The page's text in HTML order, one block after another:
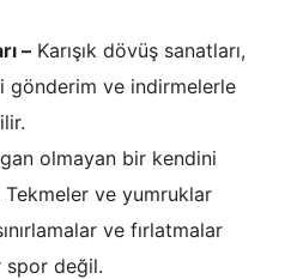
– Karışık dövüş sanatları,
gönderim ve indirmelerle
olmayan bir kendini
ve yumruklar
ve fırlatmalar
spor değil.